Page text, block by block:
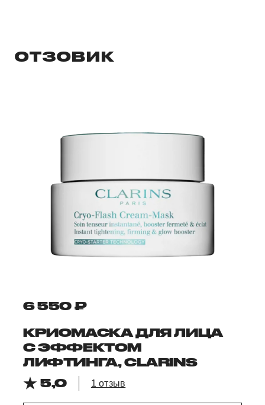
ОТЗОВИК
6 550 ₽
КРИОМАСКА ДЛЯ ЛИЦА
С ЭФФЕКТОМ
ЛИФТИНГА, CLARINS
5,0
1 отзыв